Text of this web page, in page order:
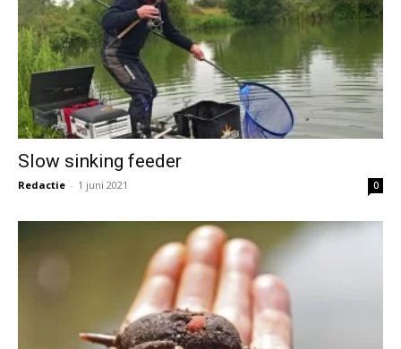
Slow sinking feeder
Redactie - 1 juni 2021 0